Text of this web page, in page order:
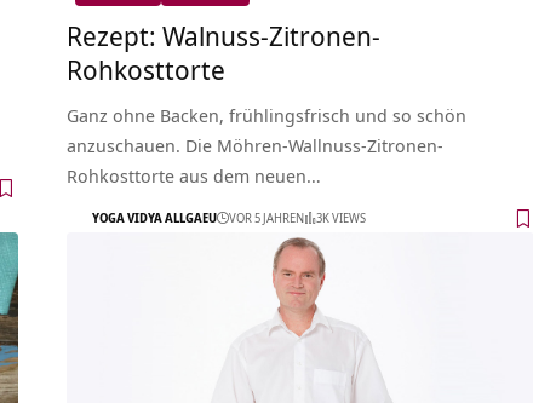
Rezept: Walnuss-Zitronen-
Rohkosttorte
Ganz ohne Backen, frühlingsfrisch und so schön
anzuschauen. Die Möhren-Wallnuss-Zitronen-
Rohkosttorte aus dem neuen…
YOGA VIDYA ALLGAEU VOR 5 JAHREN 3K VIEWS